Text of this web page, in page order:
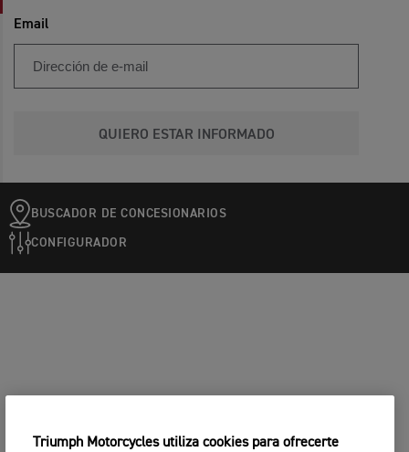
Email
QUIERO ESTAR INFORMADO
BUSCADOR DE CONCESIONARIOS
CONFIGURADOR
Triumph Motorcycles utiliza cookies para ofrecerte